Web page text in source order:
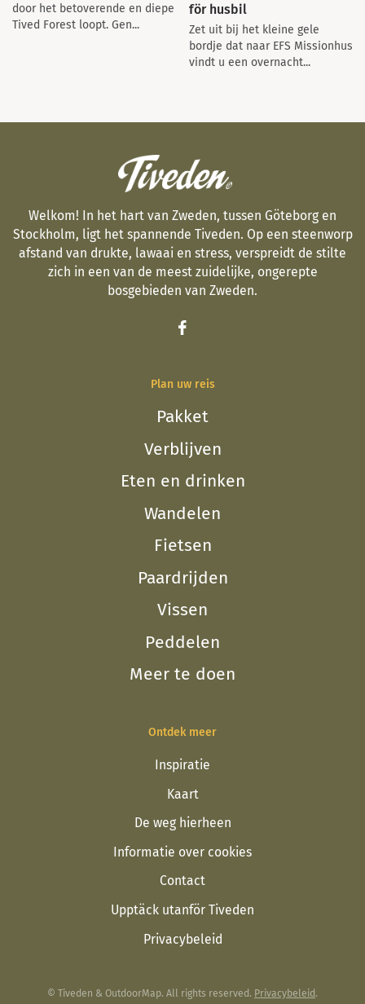
door het betoverende en diepe
Tived Forest loopt. Gen...
för husbil
Zet uit bij het kleine gele
bordje dat naar EFS Missionhus
vindt u een overnacht...
Welkom! In het hart van Zweden, tussen Göteborg en
Stockholm, ligt het spannende Tiveden. Op een steenworp
afstand van drukte, lawaai en stress, verspreidt de stilte
zich in een van de meest zuidelijke, ongerepte
bosgebieden van Zweden.
Plan uw reis
Pakket
Verblijven
Eten en drinken
Wandelen
Fietsen
Paardrijden
Vissen
Peddelen
Meer te doen
Ontdek meer
Inspiratie
Kaart
De weg hierheen
Informatie over cookies
Contact
Upptäck utanför Tiveden
Privacybeleid
© Tiveden & OutdoorMap. All rights reserved. Privacybeleid.